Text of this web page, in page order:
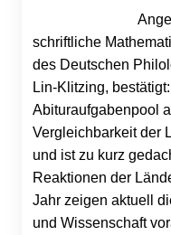
schriftliche
des Deutschen
Lin-Klitzing,
Abituraufgabenpool
Vergleichbarkeit der
und ist zu kurz
Reaktionen der
Jahr zeigen aktuell
und Wissenschaft